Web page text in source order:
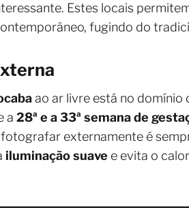
Estes locais
fugindo do
ao ar livre está no domínio
a 28ª e a 33ª semana de
externamente é
iluminação suave e evita o